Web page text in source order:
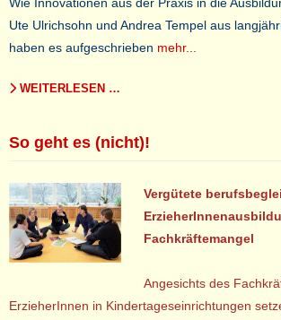
Wie Innovationen aus der Praxis in die
Ute Ulrichsohn und Andrea Tempel aus
haben es aufgeschrieben mehr...
WEITERLESEN …
So geht es (nicht)!
Vergütete
Fachkräftemangel
Angesichts des
ErzieherInnen in Kindertageseinrichtungen